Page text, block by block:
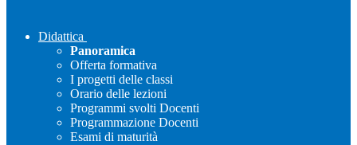
Didattica
Panoramica
Offerta formativa
I progetti delle classi
Orario delle lezioni
Programmi svolti Docenti
Programmazione Docenti
Esami di maturità